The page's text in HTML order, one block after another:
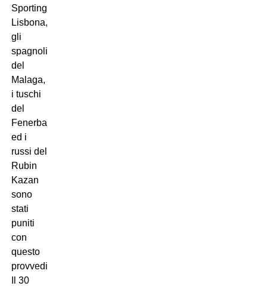
Sporting
Lisbona,
gli
spagnoli
del
Malaga,
i tuschi
del
Fenerbahce
ed i
russi del
Rubin
Kazan
sono
stati
puniti
con
questo
provvedimento.
Il 30